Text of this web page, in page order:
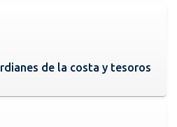
de la costa y tesoros